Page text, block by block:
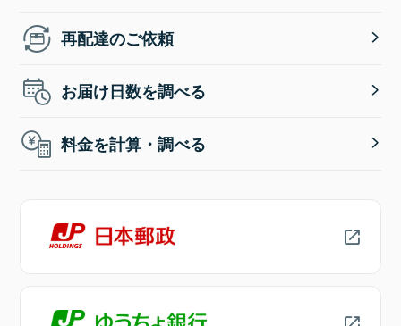
再配達のご依頼
お届け日数を調べる
料金を計算・調べる